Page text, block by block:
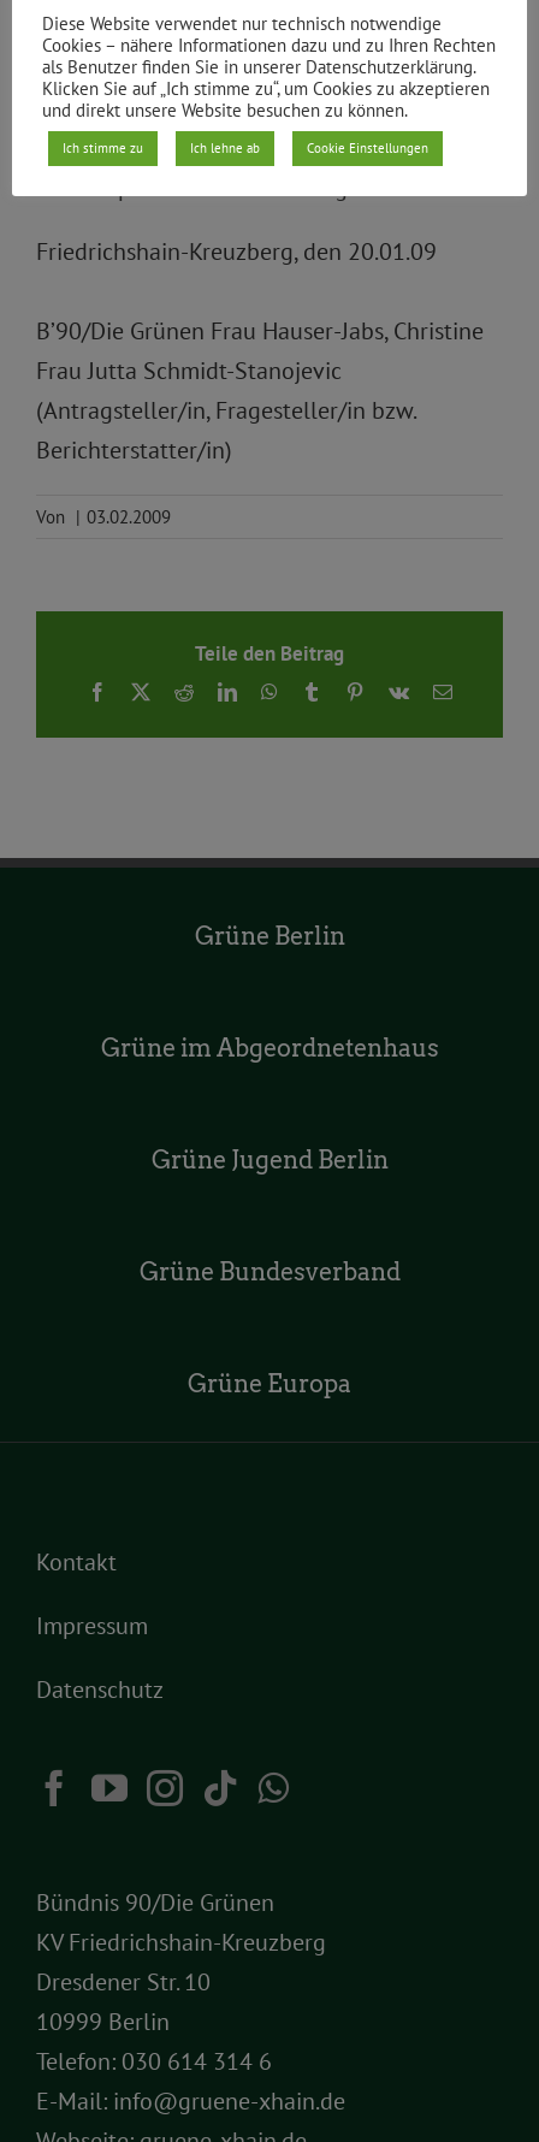
die Bemühungen vergeblich.
Es wäre eine Möglichkeit auf vorhandene
Daten des Senats und des
Friedrichshain-Kreuzberg, den 20.01.09
B’90/Die Grünen Frau Hauser-Jabs, Christine
Frau Jutta Schmidt-Stanojevic
(Antragsteller/in, Fragesteller/in bzw.
Berichterstatter/in)
Von | 03.02.2009
Teile den Beitrag
Facebook
X RedditLinkedInWhatsApp
TumblrPinterest
Vk
E-
Grüne Berlin
Grüne im Abgeordnetenhaus
Grüne Jugend Berlin
Grüne Bundesverband
Grüne Europa
Kontakt
Impressum
Datenschutz
Bündnis 90/Die Grünen
KV Friedrichshain-Kreuzberg
Dresdener Str. 10
10999 Berlin
Telefon: 030 614 314 6
E-Mail: info@gruene-xhain.de
Diese Website verwendet nur technisch notwendige
Cookies – nähere Informationen dazu und zu Ihren Rechten
als Benutzer finden Sie in unserer Datenschutzerklärung.
Klicken Sie auf „Ich stimme zu“, um Cookies zu akzeptieren
und direkt unsere Website besuchen zu können.
Ich stimme zu Ich lehne ab Cookie Einstellungen